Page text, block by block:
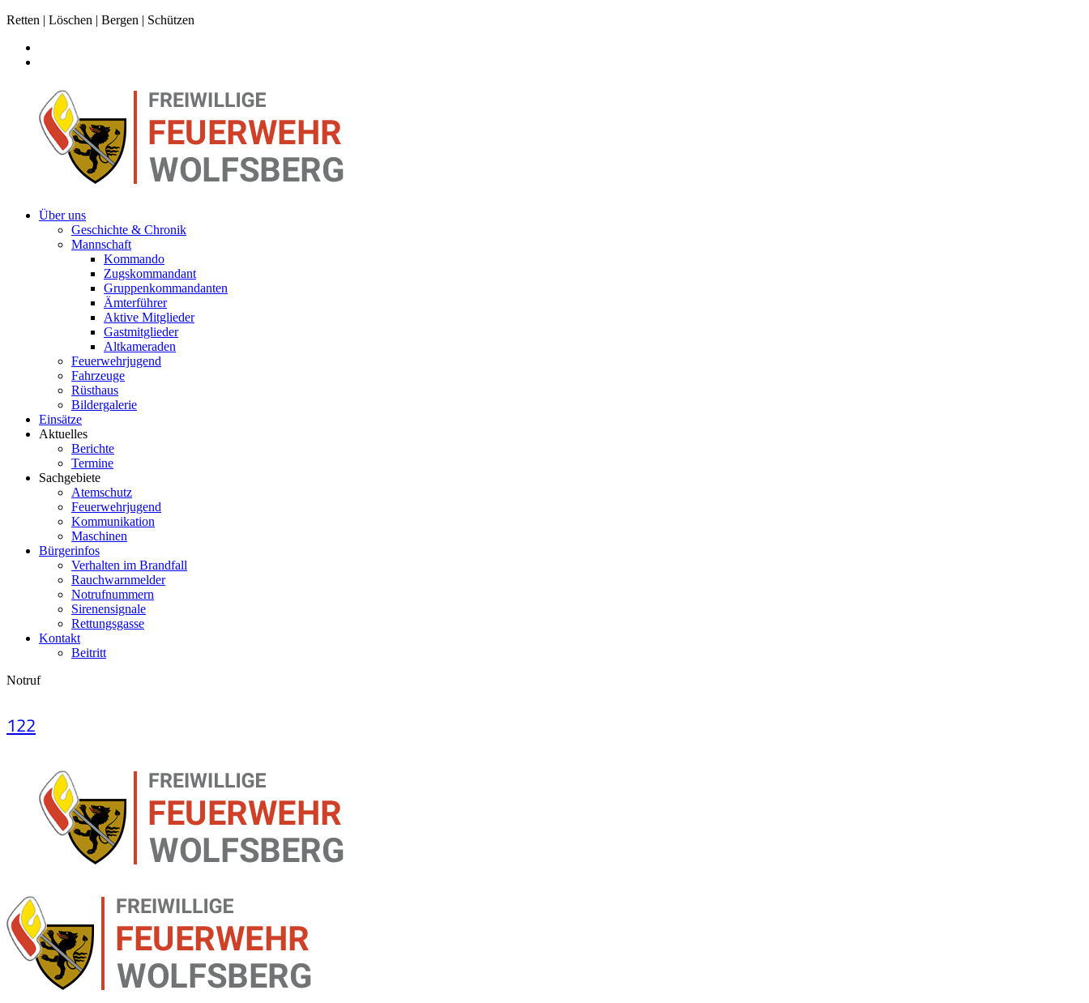
Retten | Löschen | Bergen | Schützen
Über uns
Geschichte & Chronik
Mannschaft
Kommando
Zugskommandant
Gruppenkommandanten
Ämterführer
Aktive Mitglieder
Gastmitglieder
Altkameraden
Feuerwehrjugend
Fahrzeuge
Rüsthaus
Bildergalerie
Einsätze
Aktuelles
Berichte
Termine
Sachgebiete
Atemschutz
Feuerwehrjugend
Kommunikation
Maschinen
Bürgerinfos
Verhalten im Brandfall
Rauchwarnmelder
Notrufnummern
Sirenensignale
Rettungsgasse
Kontakt
Beitritt
Notruf
122